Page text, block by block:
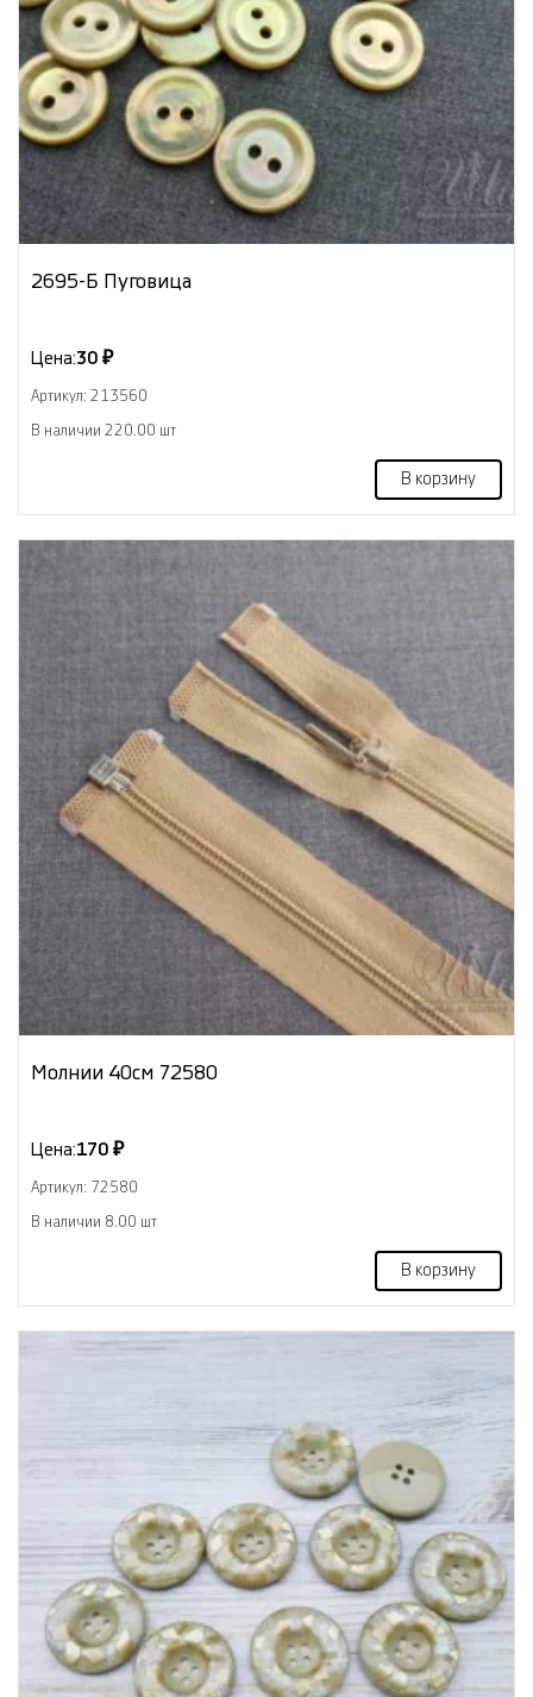
2695-Б Пуговица
Цена:30 ₽
Артикул: 213560
В наличии 220.00 шт
В корзину
Молнии 40см 72580
Цена:170 ₽
Артикул: 72580
В наличии 8.00 шт
В корзину